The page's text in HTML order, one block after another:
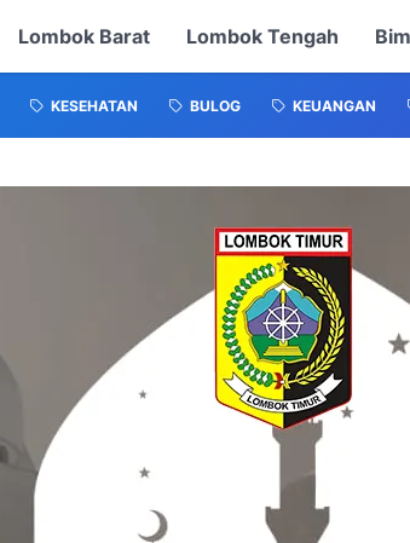
Lombok Barat Lombok Tengah
KESEHATAN BULOG KEUANGAN